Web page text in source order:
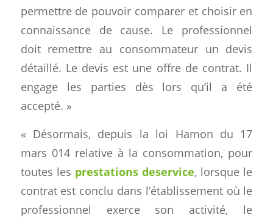
permettre de pouvoir comparer et choisir en
connaissance de cause. Le professionnel
doit remettre au consommateur un devis
détaillé. Le devis est une offre de contrat. Il
engage les parties dès lors qu’il a été
accepté. »
« Désormais, depuis la loi Hamon du 17
mars 014 relative à la consommation, pour
toutes les prestations deservice, lorsque le
contrat est conclu dans l’établissement où le
professionnel exerce son activité, le